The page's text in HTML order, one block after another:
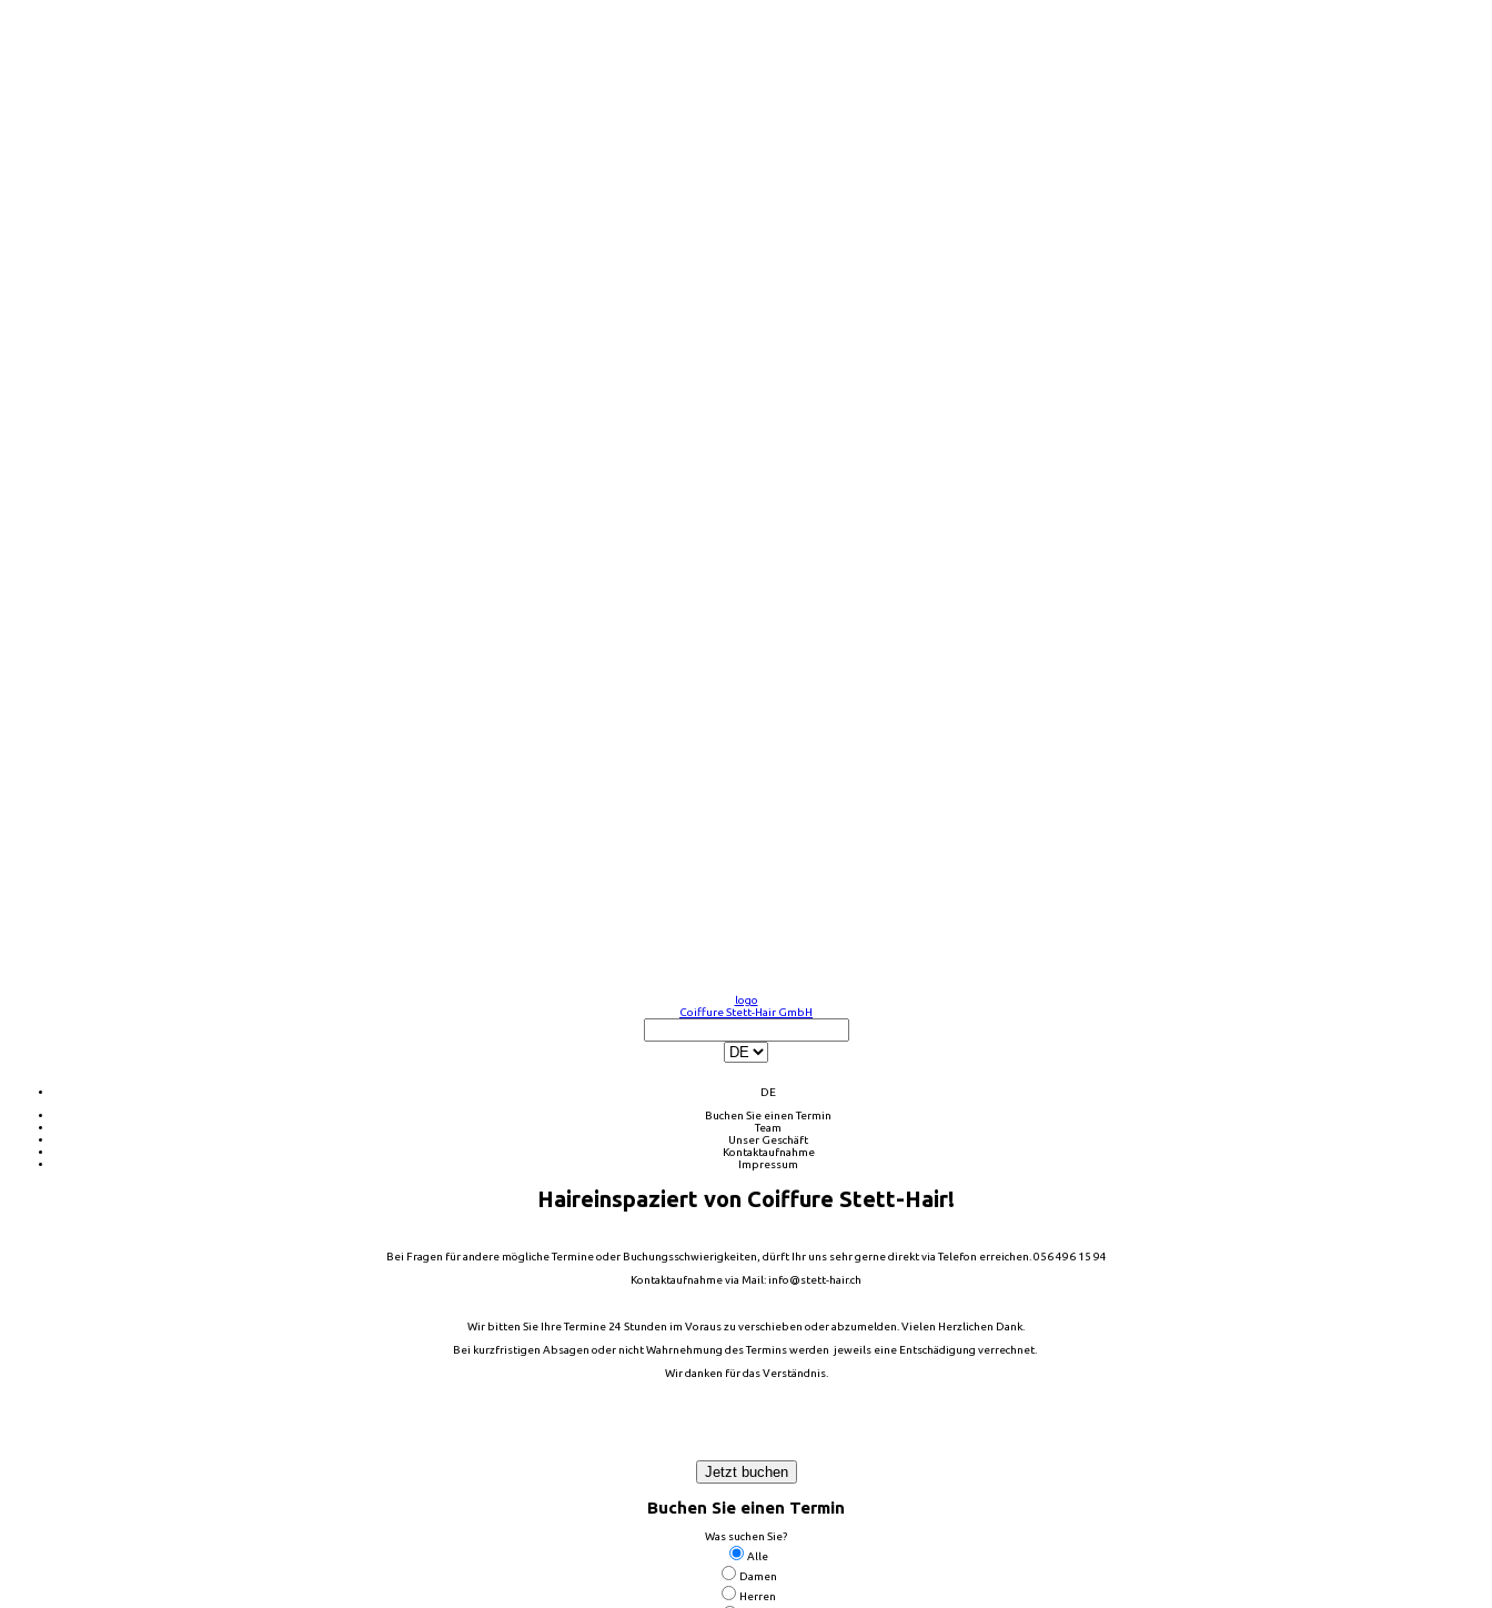
logo
Coiffure Stett-Hair GmbH
DE
Buchen Sie einen Termin
Team
Unser Geschäft
Kontaktaufnahme
Impressum
Haireinspaziert von Coiffure Stett-Hair!
Bei Fragen für andere mögliche Termine oder Buchungsschwierigkeiten, dürft Ihr uns sehr gerne direkt via Telefon erreichen. 056 496 15 94
Kontaktaufnahme via Mail: info@stett-hair.ch
Wir bitten Sie Ihre Termine 24 Stunden im Voraus zu verschieben oder abzumelden. Vielen Herzlichen Dank.
Bei kurzfristigen Absagen oder nicht Wahrnehmung des Termins werden jeweils eine Entschädigung verrechnet.
Wir danken für das Verständnis.
Jetzt buchen
Buchen Sie einen Termin
Was suchen Sie?
Alle
Damen
Herren